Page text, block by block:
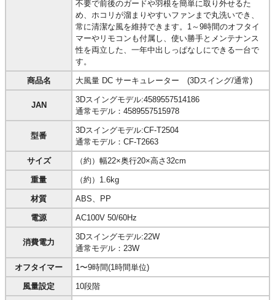
不要で前後のガードや羽根を簡単に取り外せるた
め、ホコリが溜まりやすいファンまで丸洗いでき、
常に清潔な風を維持できます。1～9時間のオフタイ
マーやリモコンも付属し、使い勝手とメンテナンス
性を両立した、一年中出しっぱなしにできる一台で
す。
商品名 大風量 DC サーキュレーター (3Dスイング/通常)
JAN
3Dスイングモデル:4589557514186
通常モデル：4589557515978
型番
3Dスイングモデル:CF-T2504
通常モデル：CF-T2663
サイズ （約）幅22×奥行20×高さ32cm
重量 （約）1.6kg
材質 ABS、PP
電源 AC100V 50/60Hz
消費電力
3Dスイングモデル:22W
通常モデル：23W
オフタイマー 1〜9時間(1時間単位)
風量設定 10段階